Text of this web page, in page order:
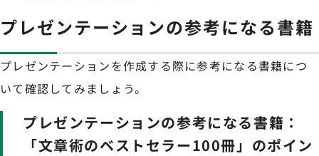
プレゼンテーションの参考になる書籍
プレゼンテーションを作成する際に参考になる書籍につ
いて確認してみましょう。
プレゼンテーションの参考になる書籍：
「文章術のベストセラー100冊」のポイン